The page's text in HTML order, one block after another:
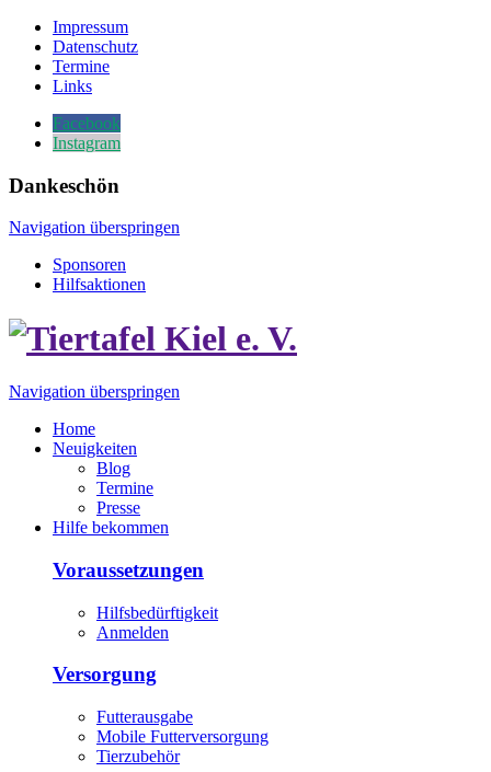
Impressum
Datenschutz
Termine
Links
Facebook
Instagram
Dankeschön
Navigation überspringen
Sponsoren
Hilfsaktionen
Navigation überspringen
Home
Neuigkeiten
Blog
Termine
Presse
Hilfe bekommen
Voraussetzungen
Hilfsbedürftigkeit
Anmelden
Versorgung
Futterausgabe
Mobile Futterversorgung
Tierzubehör